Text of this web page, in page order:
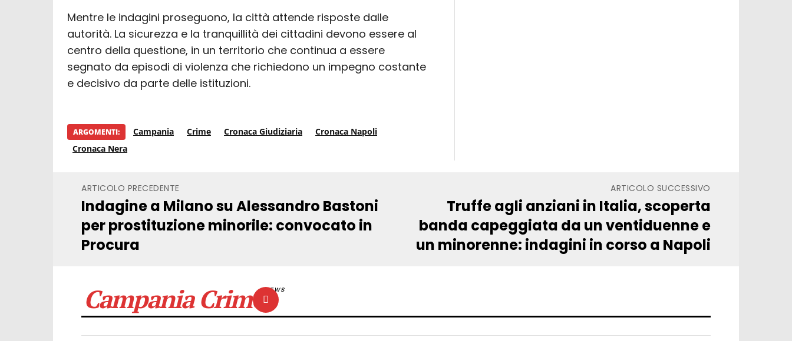
Mentre le indagini proseguono, la città attende risposte dalle
autorità. La sicurezza e la tranquillità dei cittadini devono essere al
centro della questione, in un territorio che continua a essere
segnato da episodi di violenza che richiedono un impegno costante
e decisivo da parte delle istituzioni.
ARGOMENTI: Campania Crime Cronaca Giudiziaria
Cronaca Napoli
Cronaca Nera
ARTICOLO PRECEDENTE
Indagine a Milano su Alessandro Bastoni
per prostituzione minorile: convocato in
Procura
ARTICOLO SUCCESSIVO
Truffe agli anziani in Italia, scoperta
banda capeggiata da un ventiduenne e
un minorenne: indagini in corso a Napoli
Campania CrimeNEWS